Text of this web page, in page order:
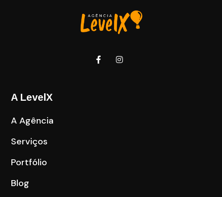
A LevelX
A Agência
Serviços
Portfólio
Blog